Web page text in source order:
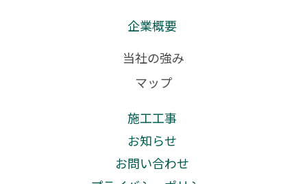
企業概要
当社の強み
マップ
施工工事
お知らせ
お問い合わせ